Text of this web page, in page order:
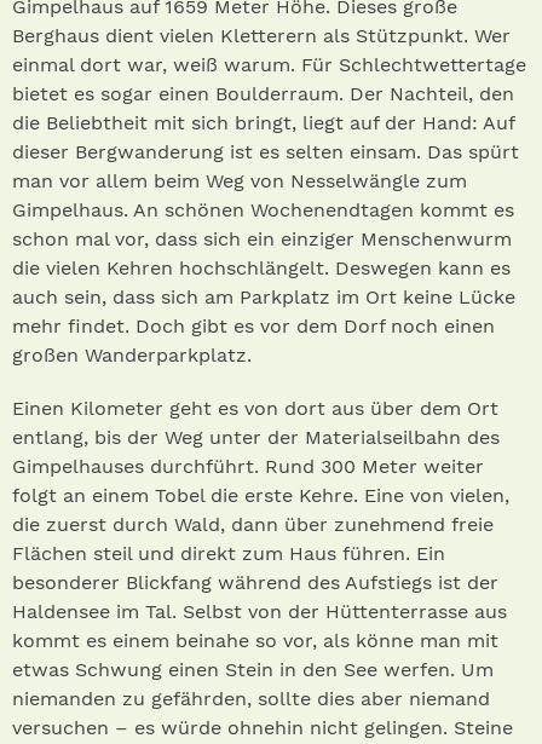
Gimpelhaus auf 1659 Meter Höhe. Dieses große
Berghaus dient vielen Kletterern als Stützpunkt. Wer
einmal dort war, weiß warum. Für Schlechtwettertage
bietet es sogar einen Boulderraum. Der Nachteil, den
die Beliebtheit mit sich bringt, liegt auf der Hand: Auf
dieser Bergwanderung ist es selten einsam. Das spürt
man vor allem beim Weg von Nesselwängle zum
Gimpelhaus. An schönen Wochenendtagen kommt es
schon mal vor, dass sich ein einziger Menschenwurm
die vielen Kehren hochschlängelt. Deswegen kann es
auch sein, dass sich am Parkplatz im Ort keine Lücke
mehr findet. Doch gibt es vor dem Dorf noch einen
großen Wanderparkplatz.
Einen Kilometer geht es von dort aus über dem Ort
entlang, bis der Weg unter der Materialseilbahn des
Gimpelhauses durchführt. Rund 300 Meter weiter
folgt an einem Tobel die erste Kehre. Eine von vielen,
die zuerst durch Wald, dann über zunehmend freie
Flächen steil und direkt zum Haus führen. Ein
besonderer Blickfang während des Aufstiegs ist der
Haldensee im Tal. Selbst von der Hüttenterrasse aus
kommt es einem beinahe so vor, als könne man mit
etwas Schwung einen Stein in den See werfen. Um
niemanden zu gefährden, sollte dies aber niemand
versuchen – es würde ohnehin nicht gelingen. Steine